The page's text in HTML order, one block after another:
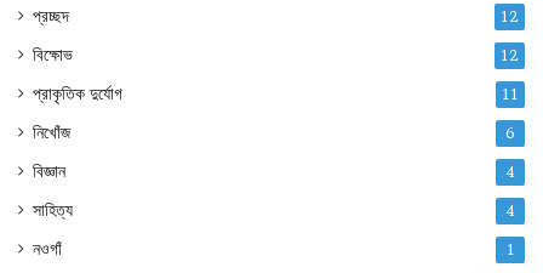
প্রচ্ছদ 12
বিক্ষোভ 12
প্রাকৃতিক দুর্যোগ 11
নিখোঁজ 6
বিজ্ঞান 4
সাহিত্য 4
নওগাঁ 1